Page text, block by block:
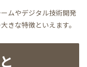
ムやデジタル技術開発
きな特徴といえます。